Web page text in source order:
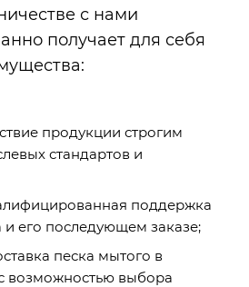
с нами
получает для себя
продукции строгим
стандартов и
поддержка
его последующем заказе;
песка мытого в
возможностью выбора